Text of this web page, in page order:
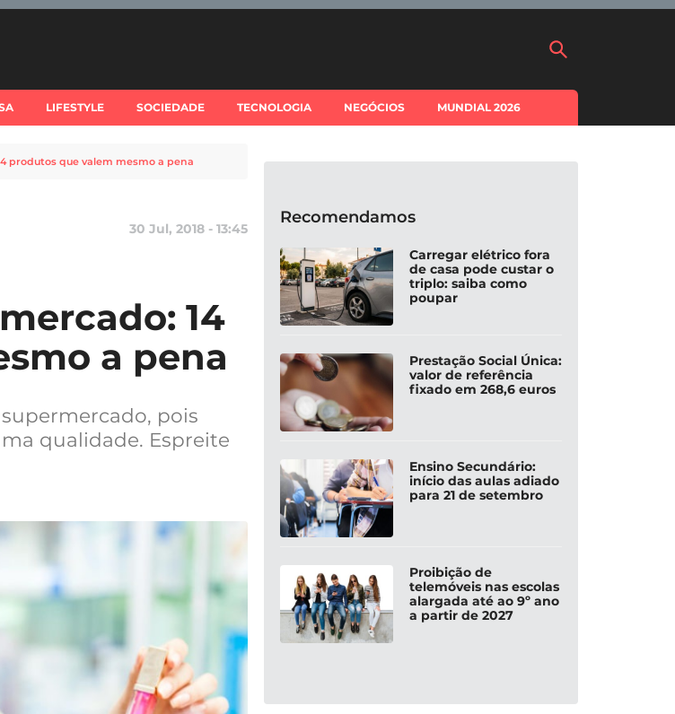
LIFESTYLE SOCIEDADE TECNOLOGIA NEGÓCIOS MUNDIAL 2026
produtos que valem mesmo a pena
30 Jul, 2018 - 13:45
14
a pena
pois
qualidade. Espreite
Recomendamos
Carregar elétrico fora
de casa pode custar o
triplo: saiba como
poupar
Prestação Social Única:
valor de referência
fixado em 268,6 euros
Ensino Secundário:
início das aulas adiado
para 21 de setembro
Proibição de
telemóveis nas escolas
alargada até ao 9º ano
a partir de 2027